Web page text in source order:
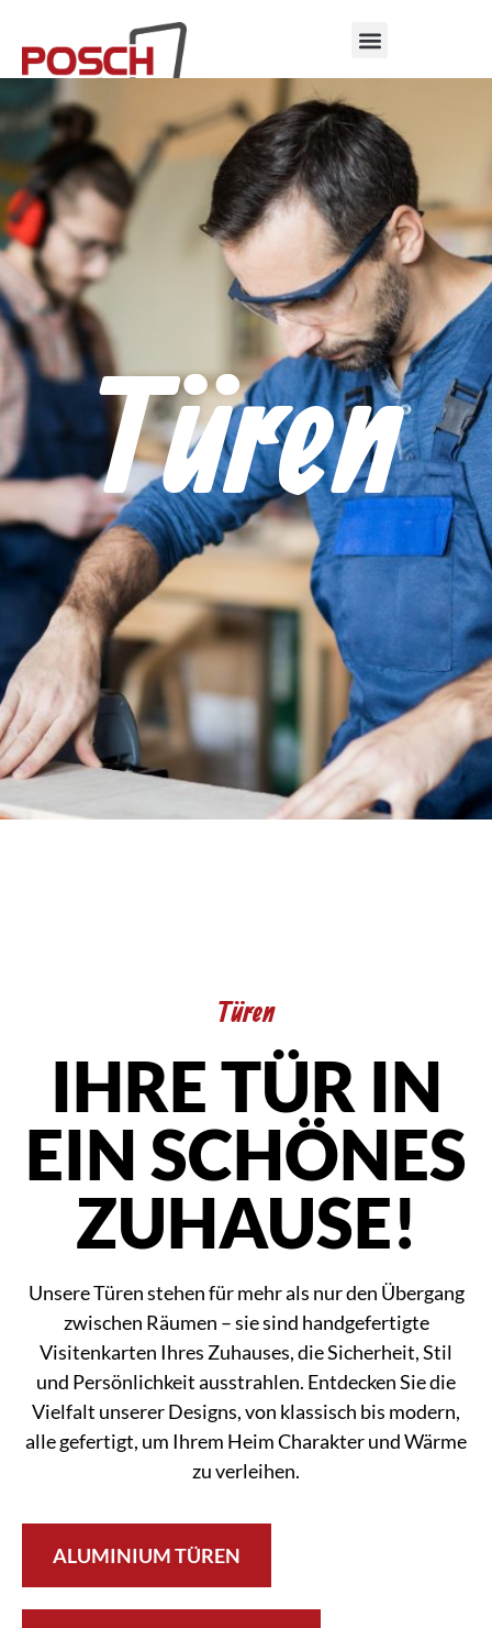
Türen
Türen
IHRE TÜR IN
EIN SCHÖNES
ZUHAUSE!
Unsere Türen stehen für mehr als nur den Übergang
zwischen Räumen – sie sind handgefertigte
Visitenkarten Ihres Zuhauses, die Sicherheit, Stil
und Persönlichkeit ausstrahlen. Entdecken Sie die
Vielfalt unserer Designs, von klassisch bis modern,
alle gefertigt, um Ihrem Heim Charakter und Wärme
zu verleihen.
ALUMINIUM TÜREN